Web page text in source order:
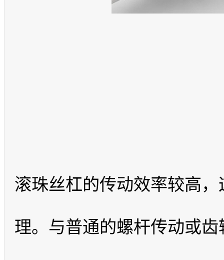
滚珠丝杠的传动效率较高
理。与普通的螺杆传动或